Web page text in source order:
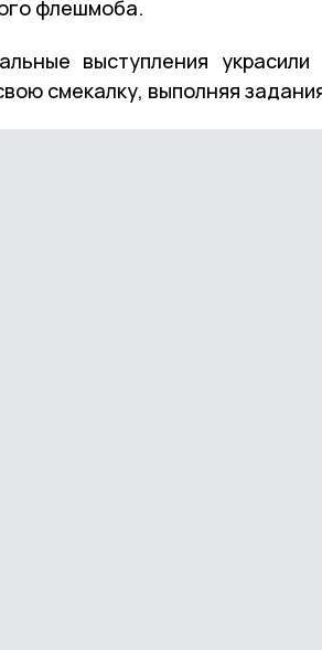
флешмоба.
выступления
смекалку, выполняя